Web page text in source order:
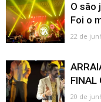
O são
Foi o
22 de
FINAL
20 de